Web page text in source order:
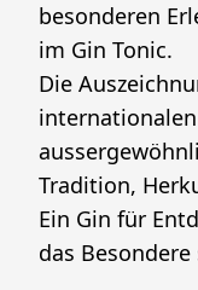
besonderen
im Gin Tonic.
Die
Tradition,
Ein Gin für
das Besondere